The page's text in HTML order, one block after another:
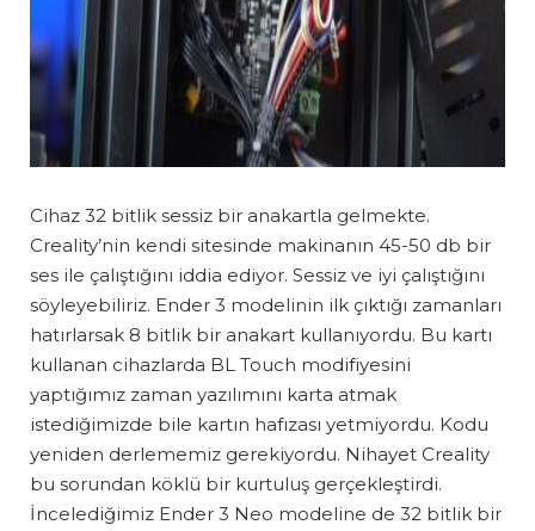
Cihaz 32 bitlik sessiz bir anakartla gelmekte.
Creality’nin kendi sitesinde makinanın 45-50 db bir
ses ile çalıştığını iddia ediyor. Sessiz ve iyi çalıştığını
söyleyebiliriz. Ender 3 modelinin ilk çıktığı zamanları
hatırlarsak 8 bitlik bir anakart kullanıyordu. Bu kartı
kullanan cihazlarda BL Touch modifiyesini
yaptığımız zaman yazılımını karta atmak
istediğimizde bile kartın hafızası yetmiyordu. Kodu
yeniden derlememiz gerekiyordu. Nihayet Creality
bu sorundan köklü bir kurtuluş gerçekleştirdi.
İncelediğimiz Ender 3 Neo modeline de 32 bitlik bir